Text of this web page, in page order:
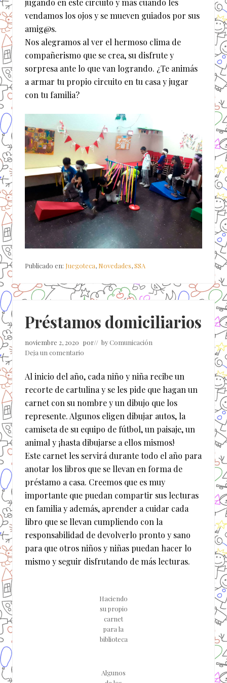
jugando en este circuito y más cuando les
vendamos los ojos y se mueven guiados por sus
amig@s.
Nos alegramos al ver el hermoso clima de
compañerismo que se crea, su disfrute y
sorpresa ante lo que van logrando. ¿Te animás
a armar tu propio circuito en tu casa y jugar
con tu familia?
Publicado en: Juegoteca, Novedades,SSA
Préstamos domiciliarios
noviembre 2, 2020 por// byComunicación
Deja un comentario
Al inicio del año, cada niño y niña recibe un
recorte de cartulina y se les pide que hagan un
carnet con su nombre y un dibujo que los
represente. Algunos eligen dibujar autos, la
camiseta de su equipo de fútbol, un paisaje, un
animal y ¡hasta dibujarse a ellos mismos!
Este carnet les servirá durante todo el año para
anotar los libros que se llevan en forma de
préstamo a casa. Creemos que es muy
importante que puedan compartir sus lecturas
en familia y además, aprender a cuidar cada
libro que se llevan cumpliendo con la
responsabilidad de devolverlo pronto y sano
para que otros niños y niñas puedan hacer lo
mismo y seguir disfrutando de más lecturas.
Haciendo
su propio
carnet
para la
biblioteca
Algunos